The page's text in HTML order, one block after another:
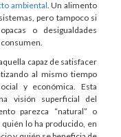
ambiental . Un alimento
pero tampoco si
o desigualdades
capaz de satisfacer
al mismo tiempo
y económica. Esta
visión superficial del
parezca “natural” o
quién lo ha producido, en